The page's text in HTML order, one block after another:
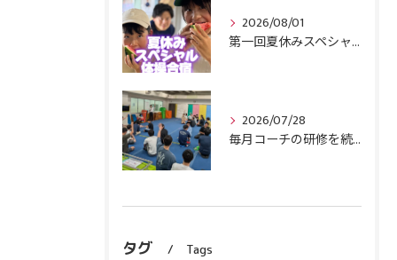
2026/08/01
第一回夏休みスペシャル体操合宿終了！
2026/07/28
毎月コーチの研修を続けます！
タグ Tags